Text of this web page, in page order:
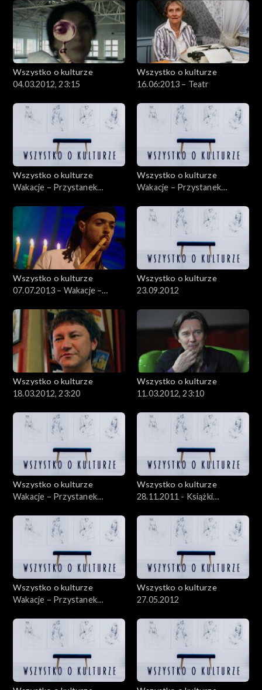
15.07.2012
Wszystko o kulturze
04.03.2012, 23:15
Wszystko o kulturze
16.06:2013 – Teatr
Wszystko o kulturze
Wakacje – Przystanek
Wszystko o kulturze
Wakacje – Przystanek
cz.2
Wszystko o kulturze
07.07.2013 – Wakacje –
Wszystko o kulturze
23.09.2012
Wszystko o kulturze
18.03.2012, 23:20
Wszystko o kulturze
11.03.2012, 23:10
Wszystko o kulturze
Wakacje – Przystanek
cz.1
Wszystko o kulturze
28.11.2011 - Książki
poważnie”
Wszystko o kulturze
Wakacje – Przystanek
Wszystko o kulturze
27.05.2012